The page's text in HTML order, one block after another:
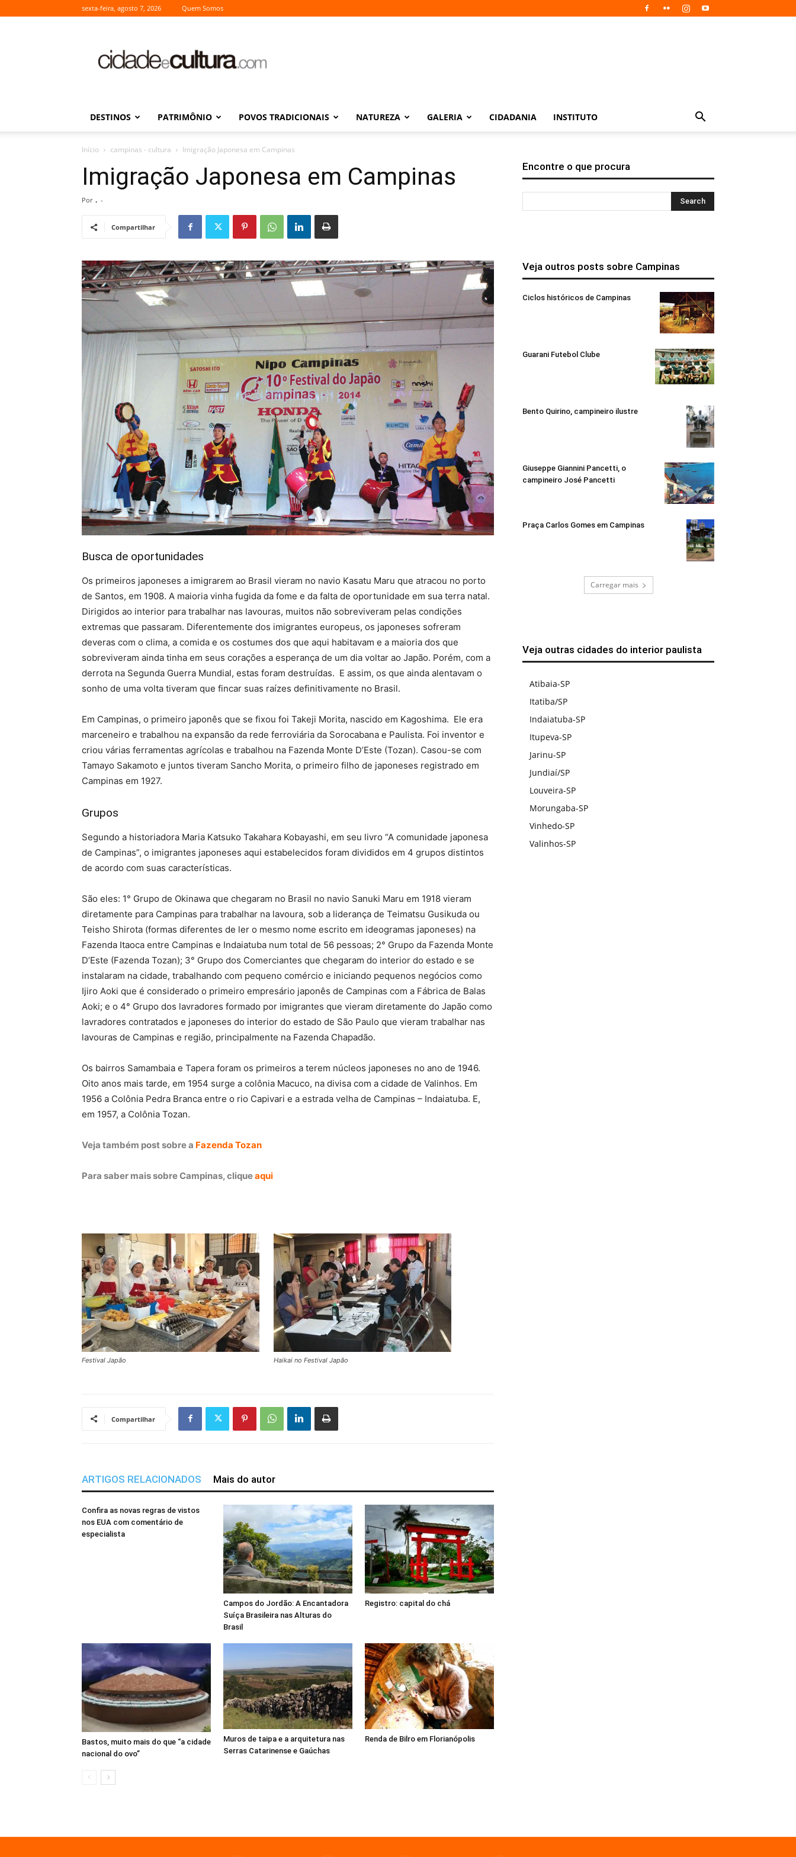
sexta-feira, agosto 7, 2026 Quem Somos
Cultura
DESTINOS PATRIMÔNIO POVOS TRADICIONAIS NATUREZA GALERIA CIDADANIA INSTITUTO
Início campinas - cultura Imigração Japonesa em Campinas
Imigração Japonesa em Campinas
Por . -
Compartilhar
Busca de oportunidades
Os primeiros japoneses a imigrarem ao Brasil vieram no navio Kasatu Maru que atracou no porto
de Santos, em 1908. A maioria vinha fugida da fome e da falta de oportunidade em sua terra natal.
Dirigidos ao interior para trabalhar nas lavouras, muitos não sobreviveram pelas condições
extremas que passaram. Diferentemente dos imigrantes europeus, os japoneses sofreram
deveras com o clima, a comida e os costumes dos que aqui habitavam e a maioria dos que
sobreviveram ainda tinha em seus corações a esperança de um dia voltar ao Japão. Porém, com a
derrota na Segunda Guerra Mundial, estas foram destruídas. E assim, os que ainda alentavam o
sonho de uma volta tiveram que fincar suas raízes definitivamente no Brasil.
Em Campinas, o primeiro japonês que se fixou foi Takeji Morita, nascido em Kagoshima. Ele era
marceneiro e trabalhou na expansão da rede ferroviária da Sorocabana e Paulista. Foi inventor e
criou várias ferramentas agrícolas e trabalhou na Fazenda Monte D’Este (Tozan). Casou-se com
Tamayo Sakamoto e juntos tiveram Sancho Morita, o primeiro filho de japoneses registrado em
Campinas em 1927.
Grupos
Segundo a historiadora Maria Katsuko Takahara Kobayashi, em seu livro “A comunidade japonesa
de Campinas”, o imigrantes japoneses aqui estabelecidos foram divididos em 4 grupos distintos
de acordo com suas características.
São eles: 1° Grupo de Okinawa que chegaram no Brasil no navio Sanuki Maru em 1918 vieram
diretamente para Campinas para trabalhar na lavoura, sob a liderança de Teimatsu Gusikuda ou
Teisho Shirota (formas diferentes de ler o mesmo nome escrito em ideogramas japoneses) na
Fazenda Itaoca entre Campinas e Indaiatuba num total de 56 pessoas; 2° Grupo da Fazenda Monte
D’Este (Fazenda Tozan); 3° Grupo dos Comerciantes que chegaram do interior do estado e se
instalaram na cidade, trabalhando com pequeno comércio e iniciando pequenos negócios como
Ijiro Aoki que é considerado o primeiro empresário japonês de Campinas com a Fábrica de Balas
Aoki; e o 4° Grupo dos lavradores formado por imigrantes que vieram diretamente do Japão como
lavradores contratados e japoneses do interior do estado de São Paulo que vieram trabalhar nas
lavouras de Campinas e região, principalmente na Fazenda Chapadão.
Os bairros Samambaia e Tapera foram os primeiros a terem núcleos japoneses no ano de 1946.
Oito anos mais tarde, em 1954 surge a colônia Macuco, na divisa com a cidade de Valinhos. Em
1956 a Colônia Pedra Branca entre o rio Capivari e a estrada velha de Campinas – Indaiatuba. E,
em 1957, a Colônia Tozan.
Veja também post sobre a Fazenda Tozan
Para saber mais sobre Campinas, cliqueaqui
Festival Japão Haikai no Festival Japão
Compartilhar
ARTIGOS RELACIONADOS Mais do autor
Confira as novas regras de vistos
nos EUA com comentário de
especialista
Campos do Jordão: A Encantadora
Suíça Brasileira nas Alturas do
Brasil
Registro: capital do chá
Bastos, muito mais do que “a cidade
nacional do ovo”
Muros de taipa e a arquitetura nas
Serras Catarinense e Gaúchas
Renda de Bilro em Florianópolis
Encontre o que procura
Veja outros posts sobre Campinas
Ciclos históricos de Campinas
Guarani Futebol Clube
Bento Quirino, campineiro ilustre
Giuseppe Giannini Pancetti, o
campineiro José Pancetti
Praça Carlos Gomes em Campinas
Carregar mais
Veja outras cidades do interior paulista
Atibaia-SP
Itatiba/SP
Indaiatuba-SP
Itupeva-SP
Jarinu-SP
Jundiaí/SP
Louveira-SP
Morungaba-SP
Vinhedo-SP
Valinhos-SP